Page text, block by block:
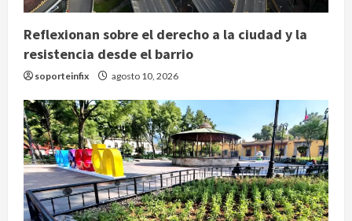
Reflexionan sobre el derecho a la ciudad y la
resistencia desde el barrio
soporteinfix agosto 10, 2026